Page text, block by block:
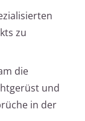
zu
die
und
in der